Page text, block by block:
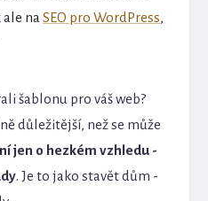
ale naSEO pro WordPress,
šablonu pro váš web?
důležitější, než se může
jen o hezkém vzhledu -
. Je to jako stavět dům -